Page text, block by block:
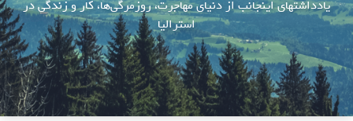
یادداشتهای اینجانب از دنیای مهاجرت، روزمرگی‌ها، کار و زندگی در
استرالیا